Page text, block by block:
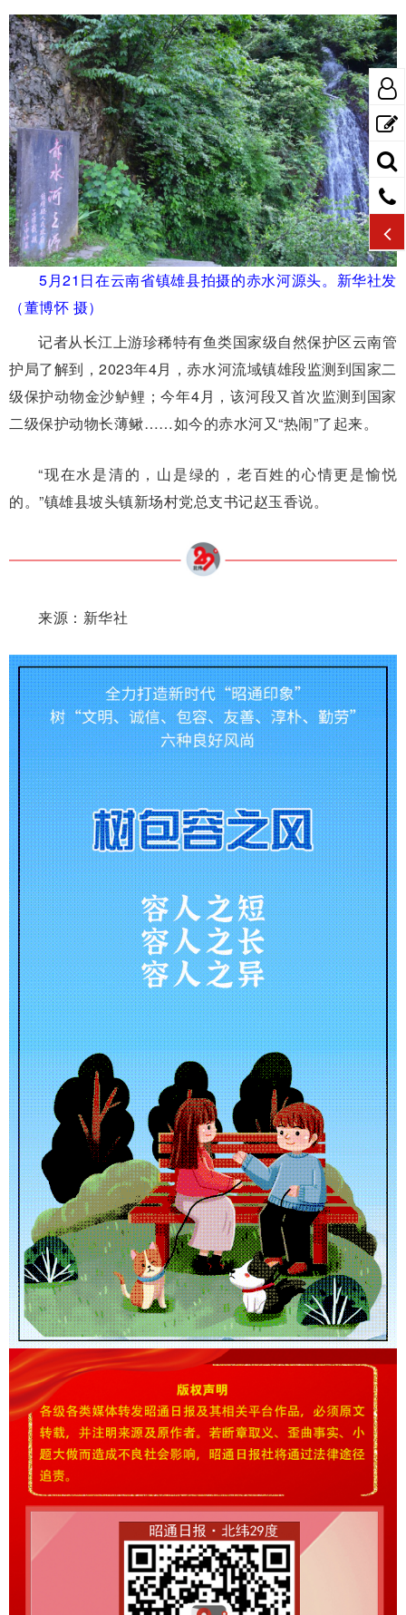
5月21日在云南省镇雄县拍摄的赤水河源头。新华社发
（董博怀 摄）
记者从长江上游珍稀特有鱼类国家级自然保护区云南管
护局了解到，2023年4月，赤水河流域镇雄段监测到国家二
级保护动物金沙鲈鲤；今年4月，该河段又首次监测到国家
二级保护动物长薄鳅……如今的赤水河又“热闹”了起来。
“现在水是清的，山是绿的，老百姓的心情更是愉悦
的。”镇雄县坡头镇新场村党总支书记赵玉香说。
来源：新华社